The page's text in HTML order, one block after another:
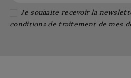
Je souhaite recevoir la
conditions de traitement de mes